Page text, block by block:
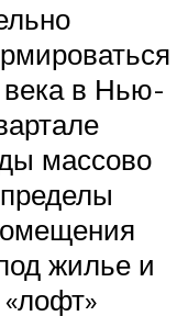
века в Нью-
массово
жилье и